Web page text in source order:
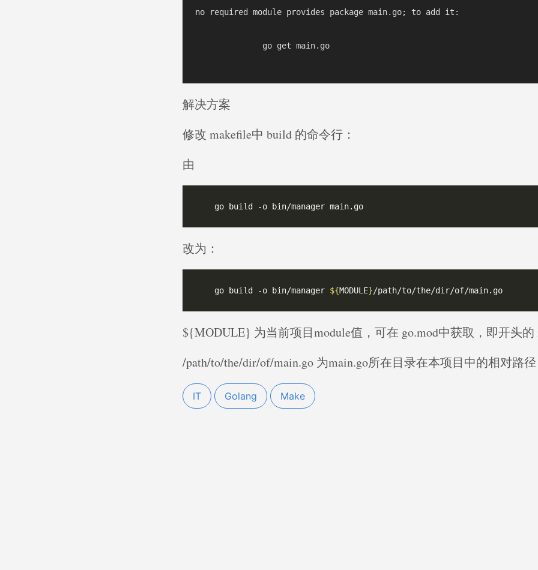
no required module provides package main.go; to add it:
              go get main.go
解决方案
修改 makefile中 build 的命令行：
由
改为：
    go build -o bin/manager
${MODULE}
${MODULE} 为当前项目module值，可在 go.mod中获取，即开头的
/path/to/the/dir/of/main.go 为main.go所在目录在本项目中的相对路径
IT Golang Make